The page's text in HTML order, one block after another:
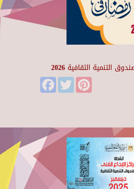
التنمية الثقافية 2026
FacebookTwitter